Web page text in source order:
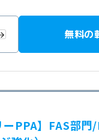
無料の
PPA】FAS部